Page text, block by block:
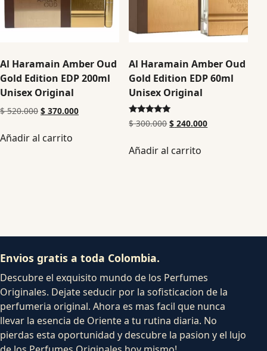
Al Haramain Amber Oud
Gold Edition EDP 200ml
Unisex Original
$520.000 $ 370.000
Añadir al carrito
Al Haramain Amber Oud
Gold Edition EDP 60ml
Unisex Original
Valorado en
5.00
$300.000 $ 240.000
Añadir al carrito
Envios gratis a toda Colombia.
Descubre el exquisito mundo de los Perfumes
Originales. Dejate seducir por la sofisticacion de la
perfumeria original. Ahora es mas facil que nunca
llevar la esencia de Oriente a tu rutina diaria. No
pierdas esta oportunidad y descubre la pasion y el lujo